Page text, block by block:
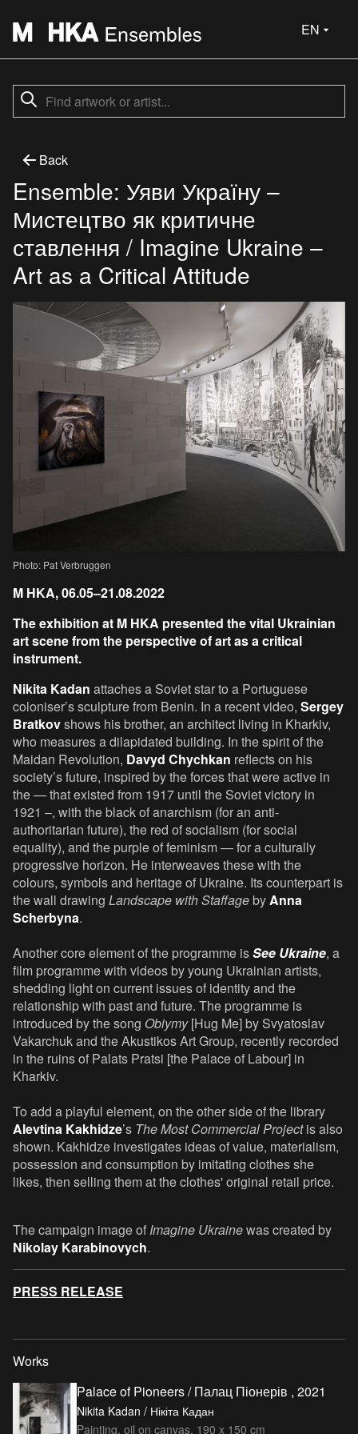
EN
Back
Ensemble: Уяви Україну –
Мистецтво як критичне
ставлення / Imagine Ukraine –
Art as a Critical Attitude
Photo: Pat Verbruggen
M HKA, 06.05–21.08.2022
The exhibition at M HKA presented the vital Ukrainian
art scene from the perspective of art as a critical
instrument.
Nikita Kadan attaches a Soviet star to a Portuguese
coloniser’s sculpture from Benin. In a recent video, Sergey
Bratkovshows his brother, an architect living in Kharkiv,
who measures a dilapidated building. In the spirit of the
Maidan Revolution, Davyd Chychkan reflects on his
society’s future, inspired by the forces that were active in
the — that existed from 1917 until the Soviet victory in
1921 –, with the black of anarchism (for an anti-
authoritarian future), the red of socialism (for social
equality), and the purple of feminism — for a culturally
progressive horizon. He interweaves these with the
colours, symbols and heritage of Ukraine. Its counterpart is
the wall drawing Landscape with Staffage byAnna
Scherbyna.
Another core element of the programme isSee Ukraine, a
film programme with videos by young Ukrainian artists,
shedding light on current issues of identity and the
relationship with past and future. The programme is
introduced by the song Obiymy[Hug Me] by Svyatoslav
Vakarchuk and the Akustikos Art Group, recently recorded
in the ruins of Palats Pratsi [the Palace of Labour] in
Kharkiv.
To add a playful element, on the other side of the library
Alevtina Kakhidze’s The Most Commercial Projectis also
shown. Kakhidze investigates ideas of value, materialism,
possession and consumption by imitating clothes she
likes, then selling them at the clothes' original retail price.
The campaign image of Imagine Ukrainewas created by
Nikolay Karabinovych.
PRESS RELEASE
Works
Palace of Pioneers / Палац Піонерів , 2021
Nikita Kadan / Нікіта Кадан
Painting, oil on canvas, 190 x 150 cm